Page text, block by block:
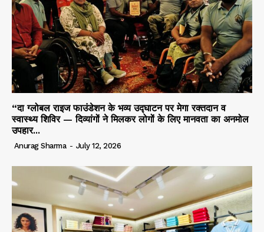
“दा ग्लोबल राइज फाउंडेशन के भव्य उद्घाटन पर मेगा रक्तदान व
स्वास्थ्य शिविर — दिव्यांगों ने मिलकर लोगों के लिए मानवता का अनमोल
उपहार...
Anurag Sharma - July 12, 2026